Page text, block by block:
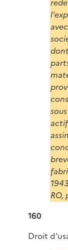
RO,
160
Droit